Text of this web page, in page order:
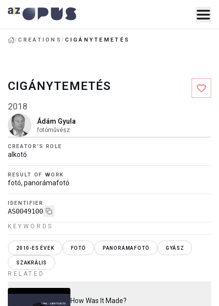
/CREATIONS/CIGÁNYTEMETÉS
CIGÁNYTEMETÉS
2018
Ádám Gyula
fotóművész
CREATOR'S ROLE
alkotó
RESULT OF WORK
fotó, panorámafotó
IDENTIFIER
AS0049100
KEYWORDS
2010-ES ÉVEK FOTÓ PANORÁMAFOTÓ GYÁSZ
SZAKRÁLIS
RELATED
How Was It Made?